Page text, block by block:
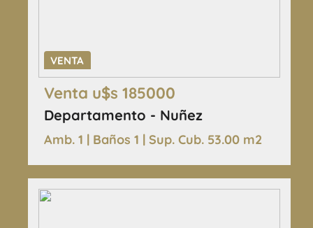
VENTA
Venta u$s 185000
Departamento - Nuñez
Amb. 1 | Baños 1 | Sup. Cub. 53.00 m2